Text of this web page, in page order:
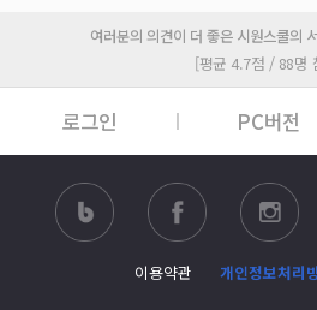
여러분의 의견이 더 좋은 시원스쿨의
[평균 4.7점 / 88명
로그인 PC버전
이용약관 개인정보처리